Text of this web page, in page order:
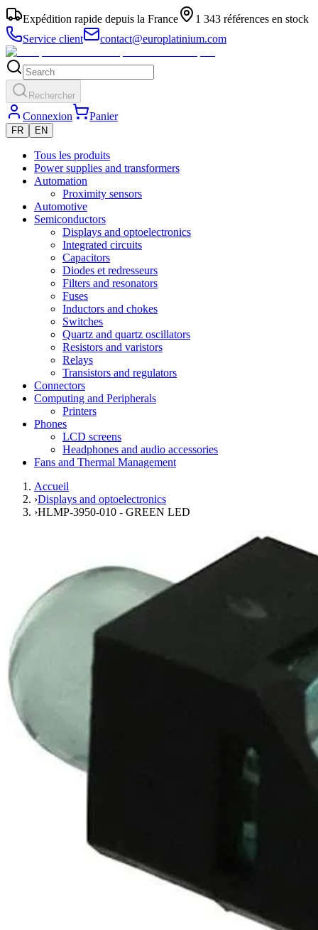
Expédition rapide depuis la France
1 343 références en stock
Service client
contact@europlatinium.com
Rechercher
Connexion Panier
FR EN
Tous les produits
Power supplies and transformers
Automation
Proximity sensors
Automotive
Semiconductors
Displays and optoelectronics
Integrated circuits
Capacitors
Diodes et redresseurs
Filters and resonators
Fuses
Inductors and chokes
Switches
Quartz and quartz oscillators
Resistors and varistors
Relays
Transistors and regulators
Connectors
Computing and Peripherals
Printers
Phones
LCD screens
Headphones and audio accessories
Fans and Thermal Management
Accueil
›Displays and optoelectronics
›HLMP-3950-010 - GREEN LED